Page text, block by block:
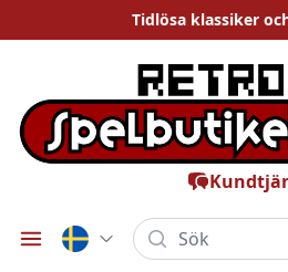
Tidlösa klassiker
Öppna meny
Sök